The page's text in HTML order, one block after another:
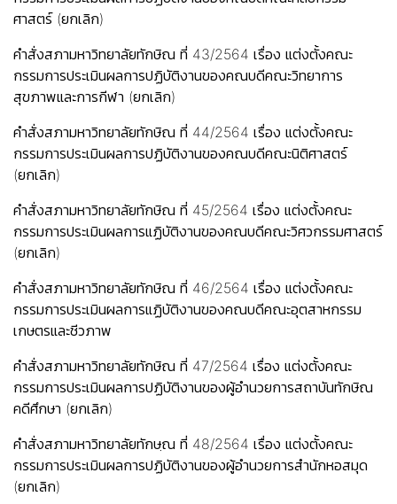
ศาสตร์ (ยกเลิก)
คำสั่งสภามหาวิทยาลัยทักษิณ ที่ 43/2564 เรื่อง แต่งตั้งคณะ
กรรมการประเมินผลการปฏิบัติงานของคณบดีคณะวิทยาการ
สุขภาพและการกีฬา (ยกเลิก)
คำสั่งสภามหาวิทยาลัยทักษิณ ที่ 44/2564 เรื่อง แต่งตั้งคณะ
กรรมการประเมินผลการปฏิบัติงานของคณบดีคณะนิติศาสตร์
(ยกเลิก)
คำสั่งสภามหาวิทยาลัยทักษิณ ที่ 45/2564 เรื่อง แต่งตั้งคณะ
กรรมการประเมินผลการแฏิบัติงานของคณบดีคณะวิศวกรรมศาสตร์
(ยกเลิก)
คำสั่งสภามหาวิทยาลัยทักษิณ ที่ 46/2564 เรื่อง แต่งตั้งคณะ
กรรมการประเมินผลการแฏิบัติงานของคณบดีคณะอุตสาหกรรม
เกษตรและชีวภาพ
คำสั่งสภามหาวิทยาลัยทักษิณ ที่ 47/2564 เรื่อง แต่งตั้งคณะ
กรรมการประเมินผลการปฏิบัติงานของผู้อำนวยการสถาบันทักษิณ
คดีศึกษา (ยกเลิก)
คำสั่งสภามหาวิทยาลัยทักษฺณ ที่ 48/2564 เรื่อง แต่งตั้งคณะ
กรรมการประเมินผลการปฏิบัติงานของผู้อำนวยการสำนักหอสมุด
(ยกเลิก)